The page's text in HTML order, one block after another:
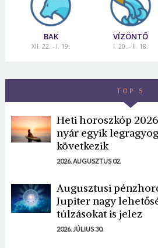
BAK
XII. 22. - I. 19.
VÍZÖNTŐ
I. 20. - II. 18.
TOP 5
Heti horoszkóp
nyár egyik
következik
2026. AUGUSZTUS 02.
Augusztusi
Jupiter nagy
túlzásokat is jelez
2026. JÚLIUS 30.